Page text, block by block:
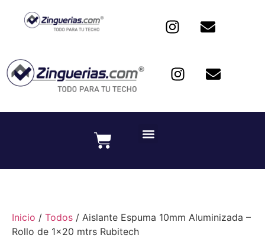
Inicio / Todos / Aislante Espuma 10mm Aluminizada –
Rollo de 1×20 mtrs Rubitech